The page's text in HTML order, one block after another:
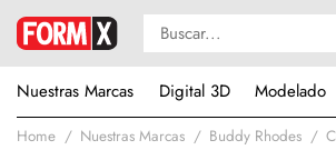
Nuestras Marcas
Digital 3D Modelado
Home Nuestras Marcas Buddy Rhodes